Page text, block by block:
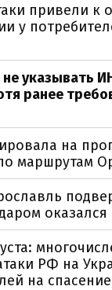
привели к
у
указывать
ранее
на
маршрутам
РФ на
на